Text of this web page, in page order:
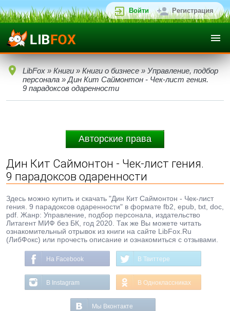
Войти Регистрация
LibFox » Книги » Книги о бизнесе » Управление, подбор
персонала » Дин Кит Саймонтон - Чек-лист гения.
9 парадоксов одаренности
Авторские права
Дин Кит Саймонтон - Чек-лист гения.
9 парадоксов одаренности
Здесь можно купить и скачать "Дин Кит Саймонтон - Чек-лист
гения. 9 парадоксов одаренности" в формате fb2, epub, txt, doc,
pdf. Жанр: Управление, подбор персонала, издательство
Литагент МИФ без БК, год 2020. Так же Вы можете читать
ознакомительный отрывок из книги на сайте LibFox.Ru
(ЛибФокс) или прочесть описание и ознакомиться с отзывами.
На Facebook В Твиттере
В Instagram В Одноклассниках
Мы Вконтакте